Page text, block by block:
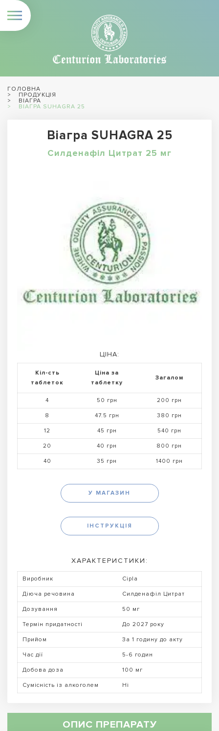
ГОЛОВНА
ПРОДУКЦІЯ
ВІАГРА
ВІАГРА SUHAGRA 25
Віагра SUHAGRA 25
Силденафіл Цитрат 25 мг
ЦІНА:
Кіл-сть
таблеток
Ціна за
таблетку
Загалом
4 50 грн 200 грн
8 47.5 грн 380 грн
12 45 грн 540 грн
20 40 грн 800 грн
40 35 грн 1400 грн
У МАГАЗИН
ІНСТРУКЦІЯ
ХАРАКТЕРИСТИКИ:
Виробник Cipla
Діюча речовина Силденафіл Цитрат
Дозування 50 мг
Термін придатності До 2027 року
Прийом За 1 годину до акту
Час дії 5-6 годин
Добова доза 100 мг
Сумісність із алкоголем Ні
ОПИС ПРЕПАРАТУ